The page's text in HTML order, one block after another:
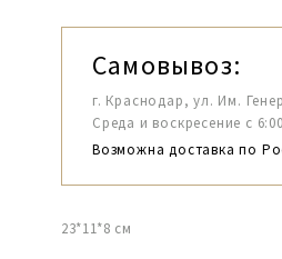
Самовывоз:
г. Краснодар, ул. Им.
Среда и воскресение с
Возможна доставка по
23*11*8 см